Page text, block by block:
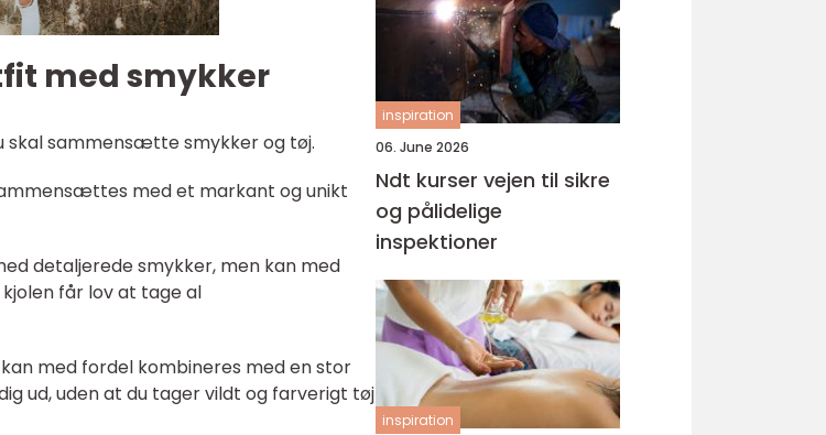
med smykker
skal sammensætte smykker og tøj.
med et markant og unikt
detaljerede smykker, men kan med
får lov at tage al
med fordel kombineres med en stor
ud, uden at du tager vildt og farverigt tøj
inspiration
06. June 2026
Ndt kurser vejen til sikre
og pålidelige
inspektioner
inspiration